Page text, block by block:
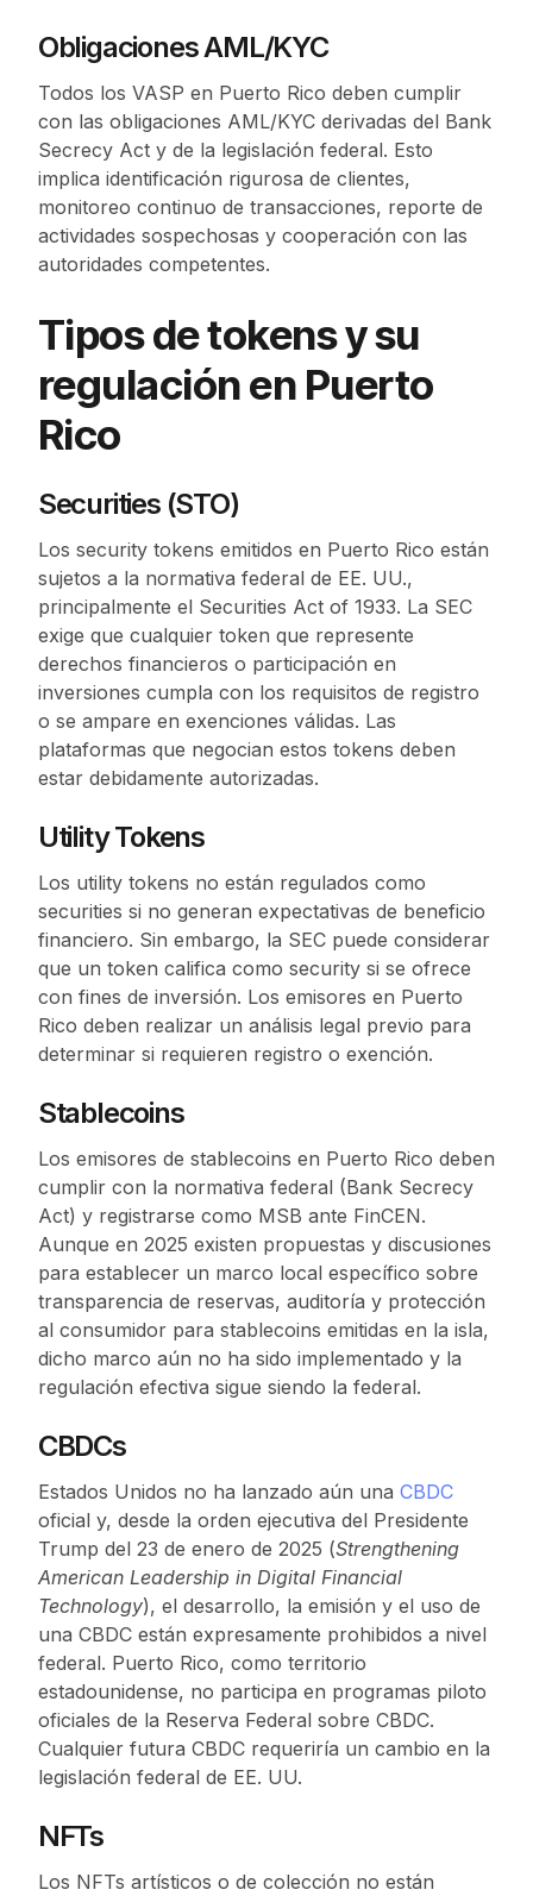
Obligaciones AML/KYC
Todos los VASP en Puerto Rico deben cumplir
con las obligaciones AML/KYC derivadas del Bank
Secrecy Act y de la legislación federal. Esto
implica identificación rigurosa de clientes,
monitoreo continuo de transacciones, reporte de
actividades sospechosas y cooperación con las
autoridades competentes.
Tipos de tokens y su
regulación en Puerto
Rico
Securities (STO)
Los security tokens emitidos en Puerto Rico están
sujetos a la normativa federal de EE. UU.,
principalmente el Securities Act of 1933. La SEC
exige que cualquier token que represente
derechos financieros o participación en
inversiones cumpla con los requisitos de registro
o se ampare en exenciones válidas. Las
plataformas que negocian estos tokens deben
estar debidamente autorizadas.
Utility Tokens
Los utility tokens no están regulados como
securities si no generan expectativas de beneficio
financiero. Sin embargo, la SEC puede considerar
que un token califica como security si se ofrece
con fines de inversión. Los emisores en Puerto
Rico deben realizar un análisis legal previo para
determinar si requieren registro o exención.
Stablecoins
Los emisores de stablecoins en Puerto Rico deben
cumplir con la normativa federal (Bank Secrecy
Act) y registrarse como MSB ante FinCEN.
Aunque en 2025 existen propuestas y discusiones
para establecer un marco local específico sobre
transparencia de reservas, auditoría y protección
al consumidor para stablecoins emitidas en la isla,
dicho marco aún no ha sido implementado y la
regulación efectiva sigue siendo la federal.
CBDCs
Estados Unidos no ha lanzado aún una CBDC
oficial y, desde la orden ejecutiva del Presidente
Trump del 23 de enero de 2025 (Strengthening
American Leadership in Digital Financial
Technology), el desarrollo, la emisión y el uso de
una CBDC están expresamente prohibidos a nivel
federal. Puerto Rico, como territorio
estadounidense, no participa en programas piloto
oficiales de la Reserva Federal sobre CBDC.
Cualquier futura CBDC requeriría un cambio en la
legislación federal de EE. UU.
NFTs
Los NFTs artísticos o de colección no están